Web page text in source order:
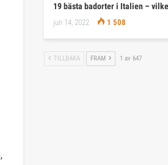
19 bästa badorter i Italien –
jun 14, 2022 1 508
TILLBAKA FRAM 1 av 647